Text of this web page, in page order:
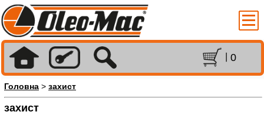
0
Головна > захист
захист